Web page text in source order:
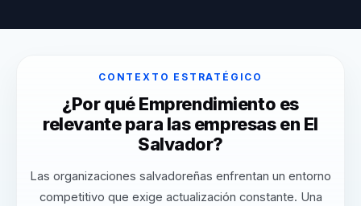
CONTEXTO ESTRATÉGICO
¿Por qué Emprendimiento es
relevante para las empresas en El
Salvador?
Las organizaciones salvadoreñas enfrentan un entorno
competitivo que exige actualización constante. Una